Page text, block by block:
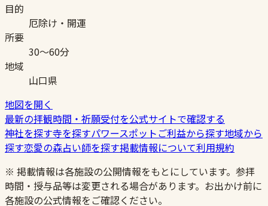
目的
厄除け・開運
所要
30〜60分
地域
山口県
地図を開く
最新の拝観時間・祈願受付を公式サイトで確認する
神社を探す寺を探すパワースポットご利益から探す地域から
探す恋愛の森占い師を探す掲載情報について利用規約
※ 掲載情報は各施設の公開情報をもとにしています。参拝
時間・授与品等は変更される場合があります。お出かけ前に
各施設の公式情報をご確認ください。